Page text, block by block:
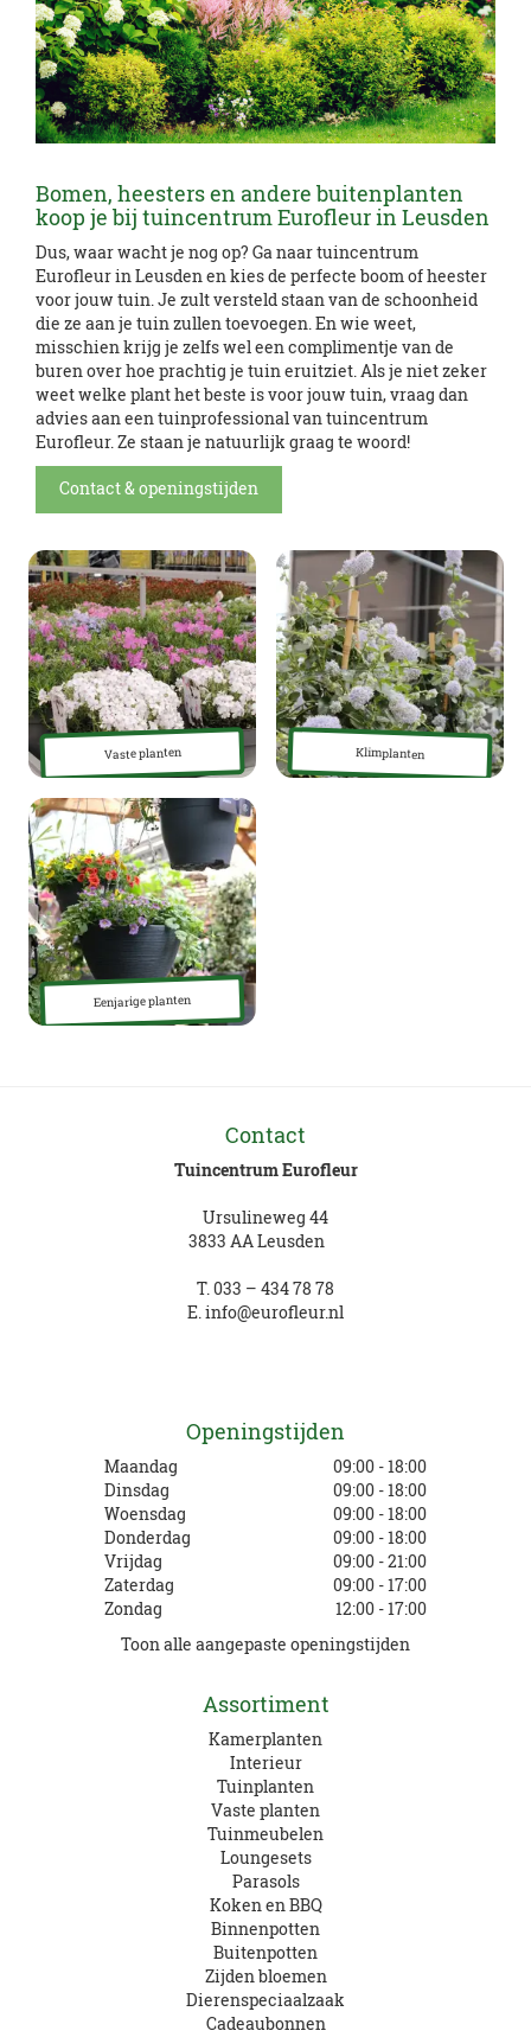
Bomen, heesters en andere buitenplanten
koop je bij tuincentrum Eurofleur in Leusden
Dus, waar wacht je nog op? Ga naar tuincentrum
Eurofleur in Leusden en kies de perfecte boom of heester
voor jouw tuin. Je zult versteld staan van de schoonheid
die ze aan je tuin zullen toevoegen. En wie weet,
misschien krijg je zelfs wel een complimentje van de
buren over hoe prachtig je tuin eruitziet. Als je niet zeker
weet welke plant het beste is voor jouw tuin, vraag dan
advies aan een tuinprofessional van tuincentrum
Eurofleur. Ze staan je natuurlijk graag te woord!
Contact & openingstijden
Vaste planten Klimplanten
Eenjarige planten
Contact
Tuincentrum Eurofleur
Ursulineweg 44
3833 AA Leusden
T.033 – 434 78 78
E.info@eurofleur.nl
Openingstijden
Maandag
09:00 - 18:00
Dinsdag
09:00 - 18:00
Woensdag
09:00 - 18:00
Donderdag
09:00 - 18:00
Vrijdag
09:00 - 21:00
Zaterdag
09:00 - 17:00
Zondag
12:00 - 17:00
Toon alle aangepaste openingstijden
Assortiment
Kamerplanten
Interieur
Tuinplanten
Vaste planten
Tuinmeubelen
Loungesets
Parasols
Koken en BBQ
Binnenpotten
Buitenpotten
Zijden bloemen
Dierenspeciaalzaak
Cadeaubonnen